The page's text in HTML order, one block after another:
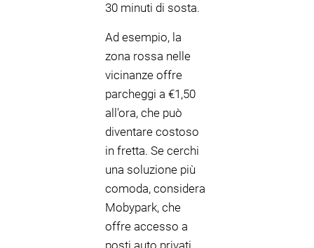
30 minuti di sosta.
Ad esempio, la
zona rossa nelle
vicinanze offre
parcheggi a €1,50
all'ora, che può
diventare costoso
in fretta. Se cerchi
una soluzione più
comoda, considera
Mobypark, che
offre accesso a